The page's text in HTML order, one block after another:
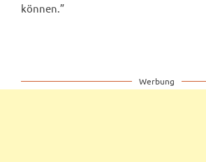
können.”
Werbung